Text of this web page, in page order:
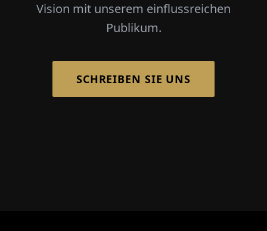
Vision mit unserem einflussreichen
Publikum.
SCHREIBEN SIE UNS